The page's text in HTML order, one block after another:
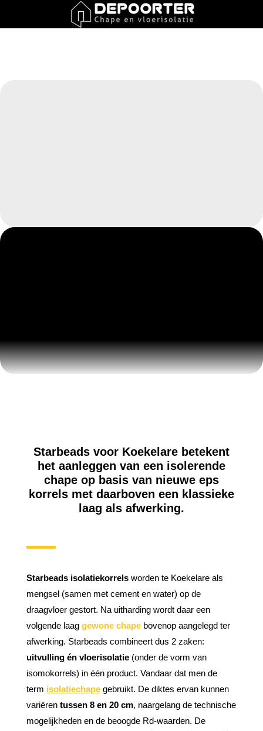
Starbeads voor Koekelare betekent
het aanleggen van een isolerende
chape op basis van nieuwe eps
korrels met daarboven een klassieke
laag als afwerking.
Starbeads isolatiekorrels worden te Koekelare als
mengsel (samen met cement en water) op de
draagvloer gestort. Na uitharding wordt daar een
volgende laag gewone chapebovenop aangelegd ter
afwerking. Starbeads combineert dus 2 zaken:
uitvulling én vloerisolatie(onder de vorm van
isomokorrels) in één product. Vandaar dat men de
term isolatiechape gebruikt. De diktes ervan kunnen
variëren tussen 8 en 20 cm, naargelang de technische
mogelijkheden en de beoogde Rd-waarden. De